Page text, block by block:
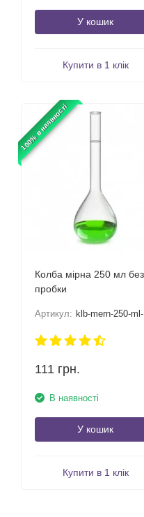
У кошик
Купити в 1 клік
100% в наявності
Колба мірна 250 мл без
пробки
Артикул: klb-mern-250-ml-bes-prb
111 грн.
В наявності
У кошик
Купити в 1 клік